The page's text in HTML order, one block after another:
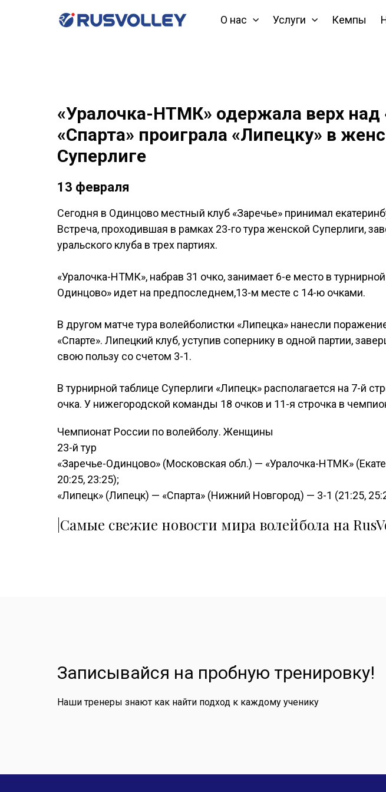
О нас Услуги Кемпы
«Уралочка-НТМК» одержала верх над
«Спарта» проиграла «Липецку» в
Суперлиге
13 февраля
Сегодня в Одинцово местный клуб «Заречье» принимал
Встреча, проходившая в рамках 23-го тура женской Суперлиги,
уральского клуба в трех партиях.
«Уралочка-НТМК», набрав 31 очко, занимает 6-е место в
Одинцово» идет на предпоследнем,13-м месте с 14-ю очками.
В другом матче тура волейболистки «Липецка» нанесли
«Спарте». Липецкий клуб, уступив сопернику в одной партии,
свою пользу со счетом 3-1.
В турнирной таблице Суперлиги «Липецк» располагается на 7-й
очка. У нижегородской команды 18 очков и 11-я строчка в
Чемпионат России по волейболу. Женщины
23-й тур
«Заречье-Одинцово» (Московская обл.) — «Уралочка-НТМК»
20:25, 23:25);
«Липецк» (Липецк) — «Спарта» (Нижний Новгород) — 3-1 (21:25,
|Самые свежие новости мира волейбола на
Записывайся на пробную тренировку!
Наши тренеры знают как найти подход к каждому ученику